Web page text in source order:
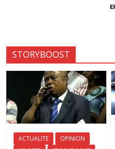
STORYBOOST
ACTUALITE
OPINION